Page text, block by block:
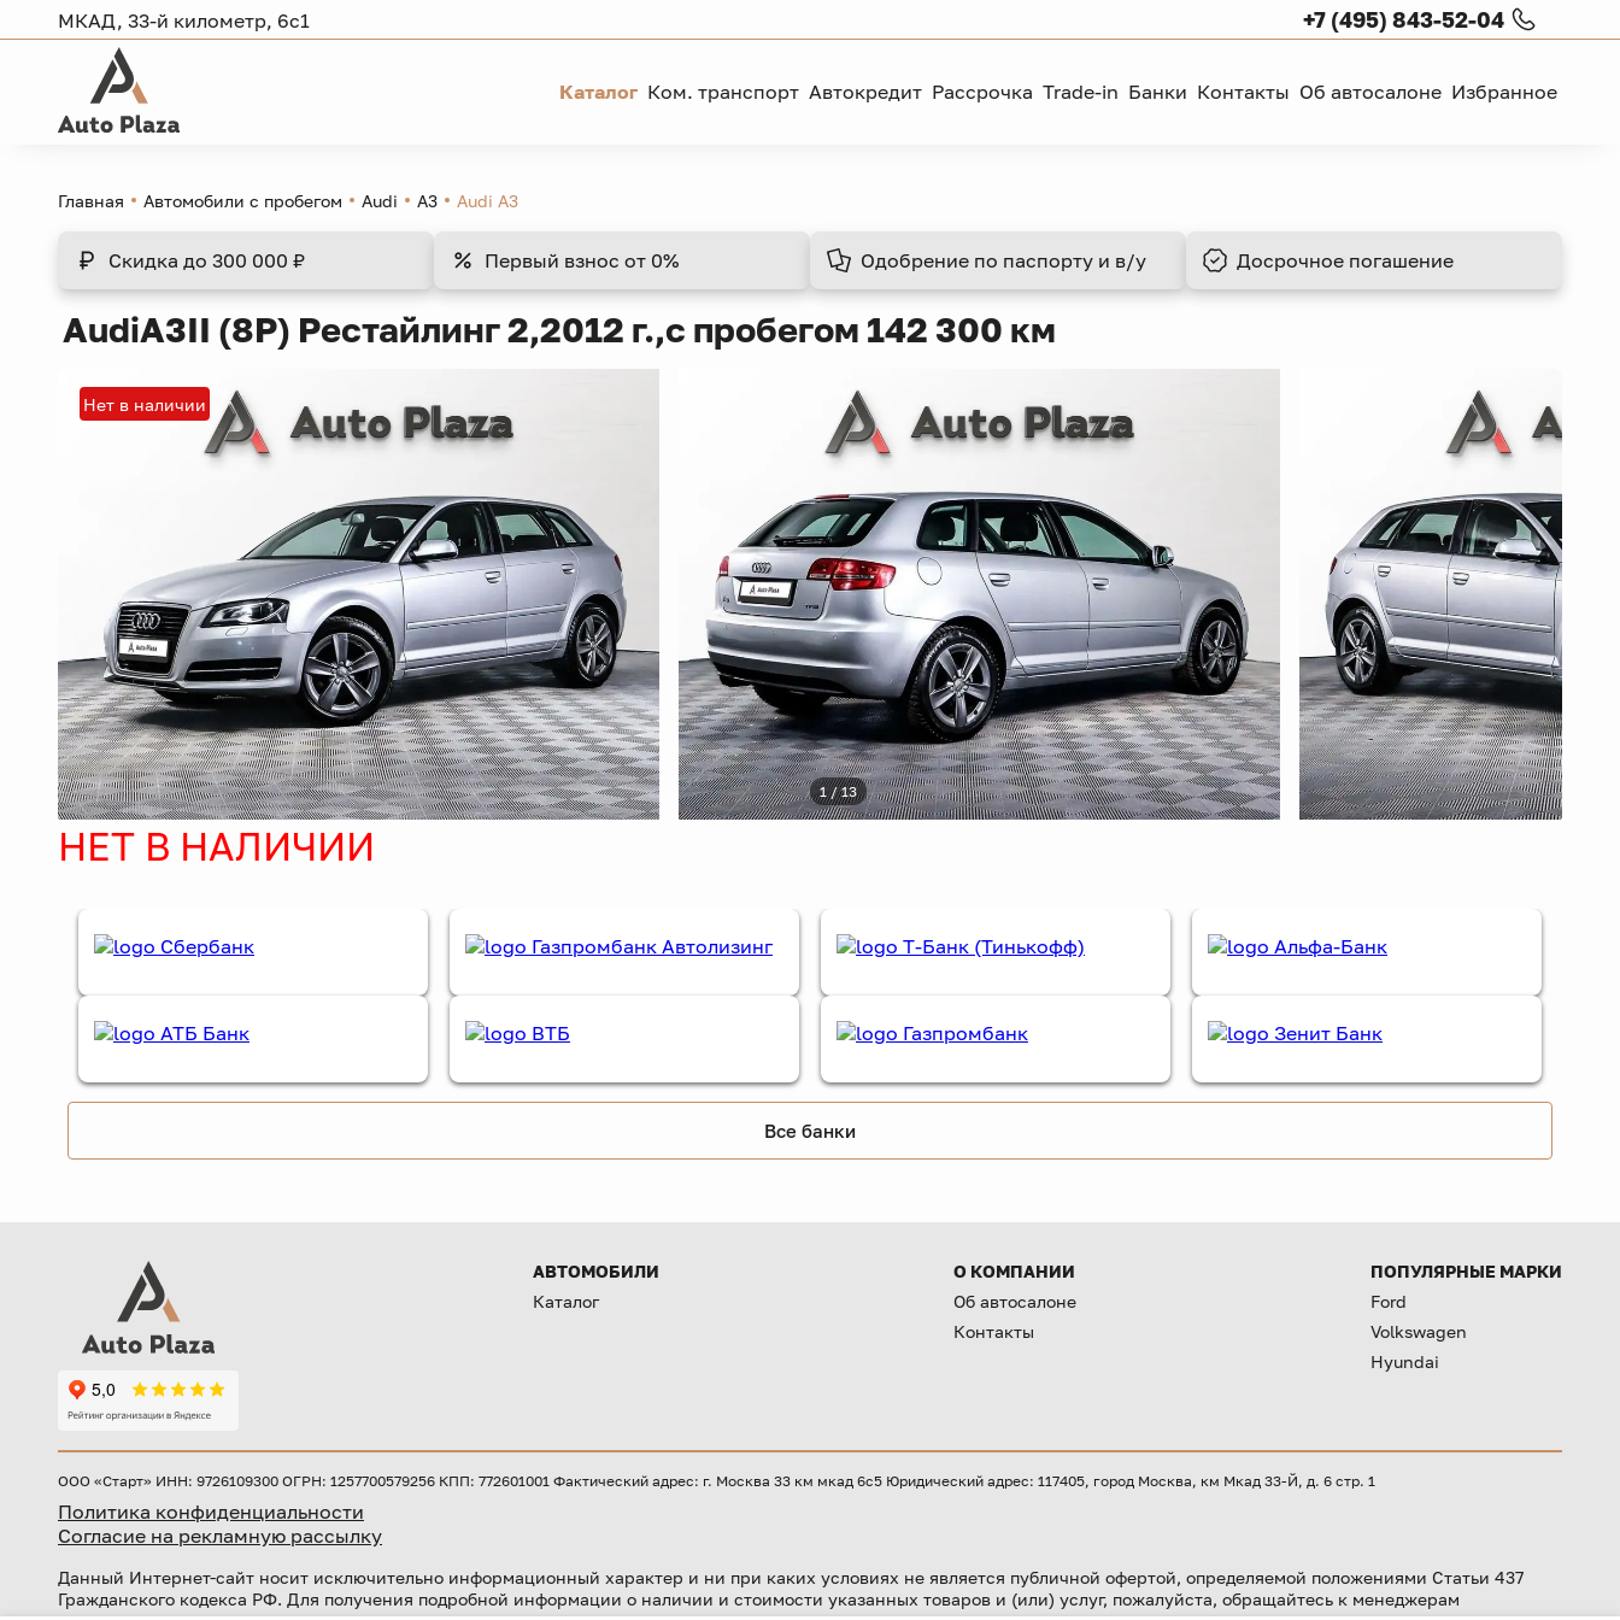
МКАД, 33-й километр, 6с1 +7 (495) 843-52-04
Каталог Ком. транспорт Автокредит Рассрочка Trade-in Банки Контакты Об автосалоне Избранное
Главная Автомобили с пробегом Audi A3 Audi A3
Скидка до 300 000 ₽ Первый взнос от 0% Одобрение по паспорту и в/у Досрочное погашение
AudiA3II (8P) Рестайлинг 2,2012 г.,с пробегом 142 300 км
Нет в наличии
1 / 13
НЕТ В НАЛИЧИИ
Все банки
АВТОМОБИЛИ
Каталог
О КОМПАНИИ
Об автосалоне
Контакты
ПОПУЛЯРНЫЕ МАРКИ
Ford
Volkswagen
Hyundai
ООО «Старт» ИНН: 9726109300 ОГРН: 1257700579256 КПП: 772601001 Фактический адрес: г. Москва 33 км мкад 6с5 Юридический адрес: 117405, город Москва, км Мкад 33-Й, д. 6 стр. 1
Политика конфиденциальности
Согласие на рекламную рассылку
Данный Интернет-сайт носит исключительно информационный характер и ни при каких условиях не является публичной офертой, определяемой положениями Статьи 437
Гражданского кодекса РФ. Для получения подробной информации о наличии и стоимости указанных товаров и (или) услуг, пожалуйста, обращайтесь к менеджерам